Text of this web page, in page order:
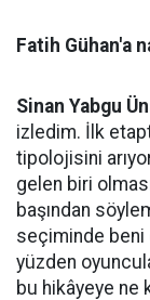
Fatih Gühan'a
Sinan Yabgu
izledim. İlk
tipolojisini
gelen biri
başından
seçiminde beni
yüzden
bu hikâyeye ne